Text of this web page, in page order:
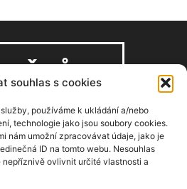
souhlas s cookies
používáme k ukládání a/nebo
technologie jako jsou soubory cookies.
nám umožní zpracovávat údaje, jako je
ID na tomto webu. Nesouhlas
nepříznivě ovlivnit určité vlastnosti a
O NÁS